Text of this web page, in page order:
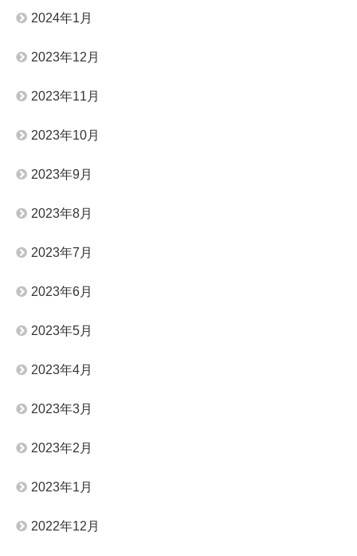
2024年1月
2023年12月
2023年11月
2023年10月
2023年9月
2023年8月
2023年7月
2023年6月
2023年5月
2023年4月
2023年3月
2023年2月
2023年1月
2022年12月